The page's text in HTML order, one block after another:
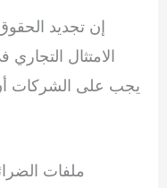
إن تجديد
الامتثال
يجب على الشركات أن
ملفات